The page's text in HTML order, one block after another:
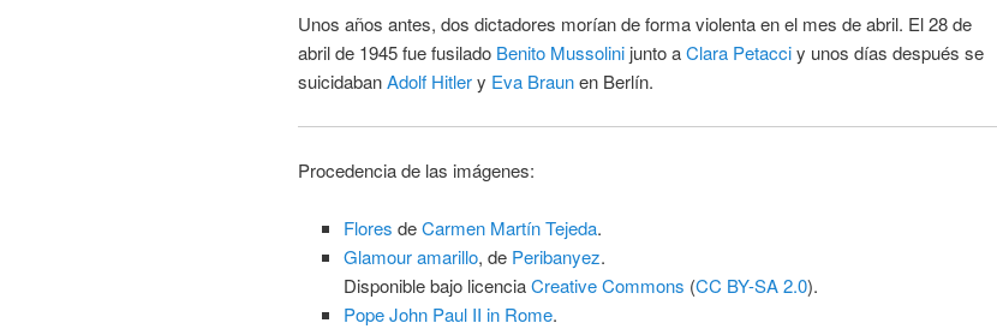
Unos años antes, dos dictadores morían de forma violenta en el mes de abril. El 28 de
abril de 1945 fue fusilado Benito Mussolini junto aClara Petacciy unos días después se
suicidabanAdolf Hitlery Eva Braunen Berlín.
Procedencia de las imágenes:
Flores deCarmen Martín Tejeda.
Glamour amarillo, de Peribanyez.
Disponible bajo licenciaCreative Commons (CC BY-SA 2.0).
Pope John Paul II in Rome.